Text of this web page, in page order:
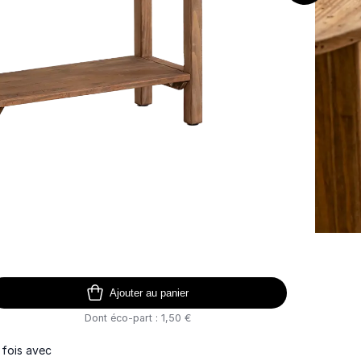
Ajouter au panier
Dont éco-part : 1,50 €
fois avec